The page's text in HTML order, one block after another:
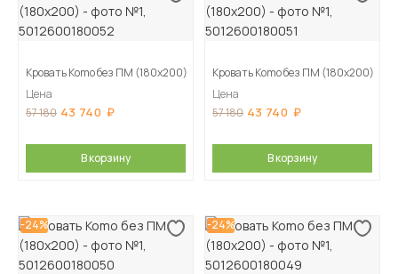
Кровать Komo без ПМ (180х200)
Цена
57 180 43 740
В корзину
Кровать Komo без ПМ (180х200)
Цена
57 180 43 740
В корзину
-24% -24%